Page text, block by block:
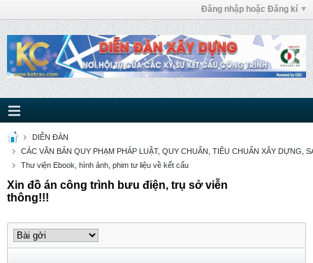
Đăng nhập hoặc Đăng kí
DIỄN ĐÀN
CÁC VĂN BẢN QUY PHẠM PHÁP LUẬT, QUY CHUẨN, TIÊU CHUẨN XÂY DỰNG,
Thư viện Ebook, hình ảnh, phim tư liệu về kết cấu
Xin đồ án công trình bưu điện, trụ sở viễn
thông!!!